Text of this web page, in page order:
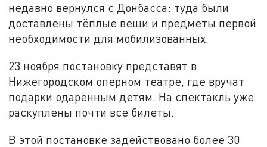
недавно вернулся с Донбасса: туда были
доставлены тёплые вещи и предметы первой
необходимости для мобилизованных.
23 ноября постановку представят в
Нижегородском оперном театре, где вручат
подарки одарённым детям. На спектакль уже
раскуплены почти все билеты.
В этой постановке задействовано более 30